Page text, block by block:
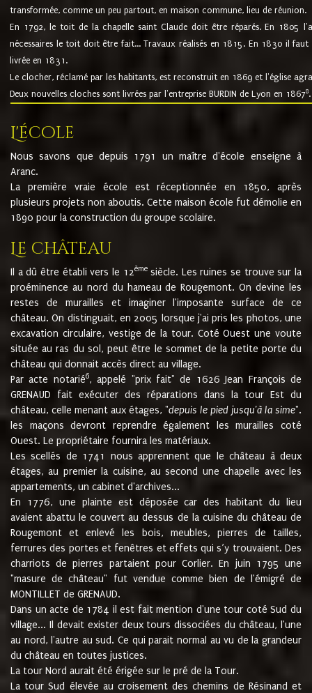
transformée, comme un peu partout, en maison commune, lieu de réunion.
En 1792, le toit de la chapelle saint Claude doit être réparés. En 1805
nécessaires le toit doit être fait... Travaux réalisés en 1815. En 1830 il
livrée en 1831.
Le clocher, réclamé par les habitants, est reconstruit en 1869 et l'église
Deux nouvelles cloches sont livrées par l'entreprise BURDIN de Lyon en 18678.
L'école
Nous savons que depuis 1791 un maître d'école enseigne à
Aranc.
La première vraie école est réceptionnée en 1850, après
plusieurs projets non aboutis. Cette maison école fut démolie en
1890 pour la construction du groupe scolaire.
Le château
Il a dû être établi vers le 12èmesiècle. Les ruines se trouve sur la
proéminence au nord du hameau de Rougemont. On devine les
restes de murailles et imaginer l'imposante surface de ce
château. On distinguait, en 2005 lorsque j'ai pris les photos, une
excavation circulaire, vestige de la tour. Coté Ouest une voute
située au ras du sol, peut être le sommet de la petite porte du
château qui donnait accès direct au village.
Par acte notarié6, appelé "prix fait" de 1626 Jean François de
GRENAUD fait exécuter des réparations dans la tour Est du
château, celle menant aux étages, "depuis le pied jusqu'à la sime".
les maçons devront reprendre également les murailles coté
Ouest. Le propriétaire fournira les matériaux.
Les scellés de 1741 nous apprennent que le château à deux
étages, au premier la cuisine, au second une chapelle avec les
appartements, un cabinet d'archives...
En 1776, une plainte est déposée car des habitant du lieu
avaient abattu le couvert au dessus de la cuisine du château de
Rougemont et enlevé les bois, meubles, pierres de tailles,
ferrures des portes et fenêtres et effets qui s’y trouvaient. Des
charriots de pierres partaient pour Corlier. En juin 1795 une
"masure de château" fut vendue comme bien de l'émigré de
MONTILLET de GRENAUD.
Dans un acte de 1784 il est fait mention d'une tour coté Sud du
village... Il devait exister deux tours dissociées du château, l'une
au nord, l'autre au sud. Ce qui parait normal au vu de la grandeur
du château en toutes justices.
La tour Nord aurait été érigée sur le pré de la Tour.
La tour Sud élevée au croisement des chemins de Résinand et